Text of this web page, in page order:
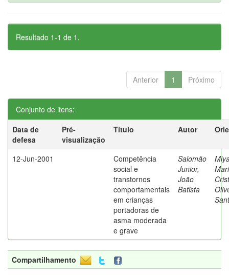
Resultado 1-1 de 1.
Anterior 1 Próximo
Conjunto de itens:
Data de
defesa
Pré-
visualização
Título Autor
12-Jun-2001
Competência
social e
transtornos
comportamentais
em crianças
portadoras de
asma moderada
e grave
Salomão
Junior,
João
Batista
Compartilhamento